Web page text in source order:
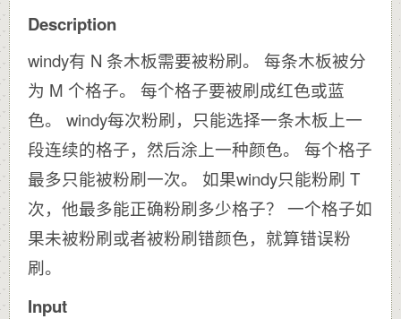
Description
windy有 N 条木板需要被粉刷。 每条木板被分
为 M 个格子。 每个格子要被刷成红色或蓝
色。 windy每次粉刷，只能选择一条木板上一
段连续的格子，然后涂上一种颜色。 每个格子
最多只能被粉刷一次。 如果windy只能粉刷 T
次，他最多能正确粉刷多少格子？ 一个格子如
果未被粉刷或者被粉刷错颜色，就算错误粉
刷。
Input